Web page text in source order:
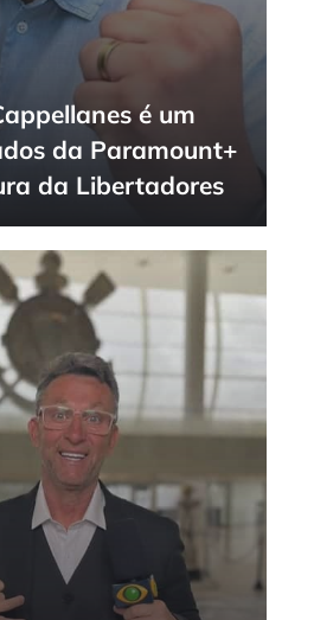
é um
da Paramount+
da Libertadores